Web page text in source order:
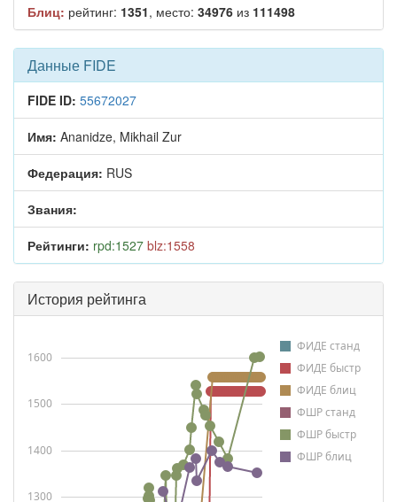
Блиц: рейтинг: 1351, место: 34976 из 111498
Данные FIDE
FIDE ID: 55672027
Имя: Ananidze, Mikhail Zur
Федерация: RUS
Звания:
Рейтинги: rpd:1527 blz:1558
История рейтинга
ФИДЕ станд
ФИДЕ быстр
ФИДЕ блиц
ФШР станд
ФШР быстр
ФШР блиц
1300
1400
1500
1600